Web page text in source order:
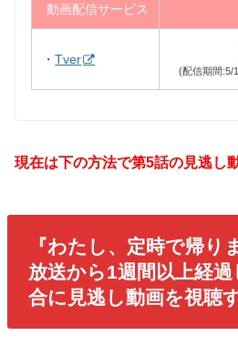
動画配信サービス
・Tver
(配信期間:5/
現在は下の方法で第5話の見逃し
『わたし、定時で帰り
放送から1週間以上経
合に見逃し動画を視聴